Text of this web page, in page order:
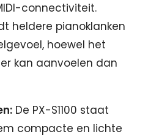
connectiviteit.
heldere pianoklanken
hoewel het
kan aanvoelen dan
De PX-S1100 staat
compacte en lichte